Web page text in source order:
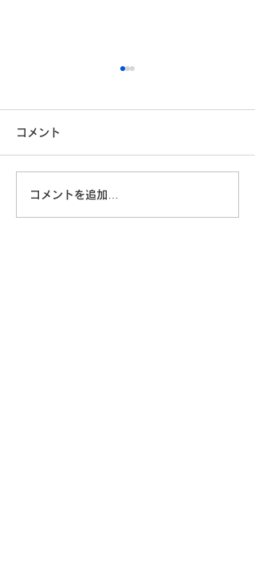
「自分に満足している」
コメント
コメントを追加…